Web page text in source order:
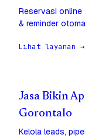
Reservasi online
& reminder
Lihat layanan →
Jasa Bikin
Gorontalo
Kelola leads,